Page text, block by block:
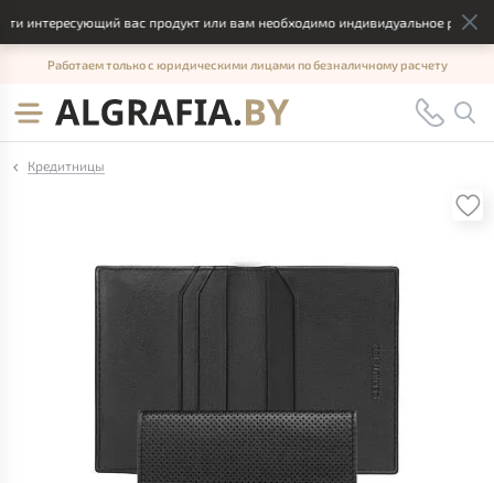
интересующий вас продукт или вам необходимо индивидуальное
Работаем только с юридическими лицами по безналичному расчету
Кредитницы